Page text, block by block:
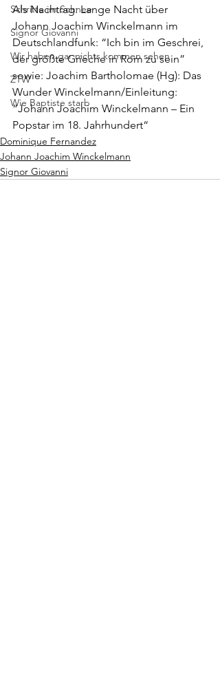
Schritte im Schnee
Signor Giovanni
Wir haben gar nichts kommen sehen
ZTW
Wie Baptiste starb
Als Nachtrag: Lange Nacht über
Johann Joachim Winckelmann im
Deutschlandfunk: “Ich bin im Geschrei,
der größte Grieche in Rom zu sein”
sowie: Joachim Bartholomae (Hg): Das
Wunder Winckelmann/Einleitung:
“Johann Joachim Winckelmann – Ein
Popstar im 18. Jahrhundert“
Dominique Fernandez
Johann Joachim Winckelmann
Signor Giovanni